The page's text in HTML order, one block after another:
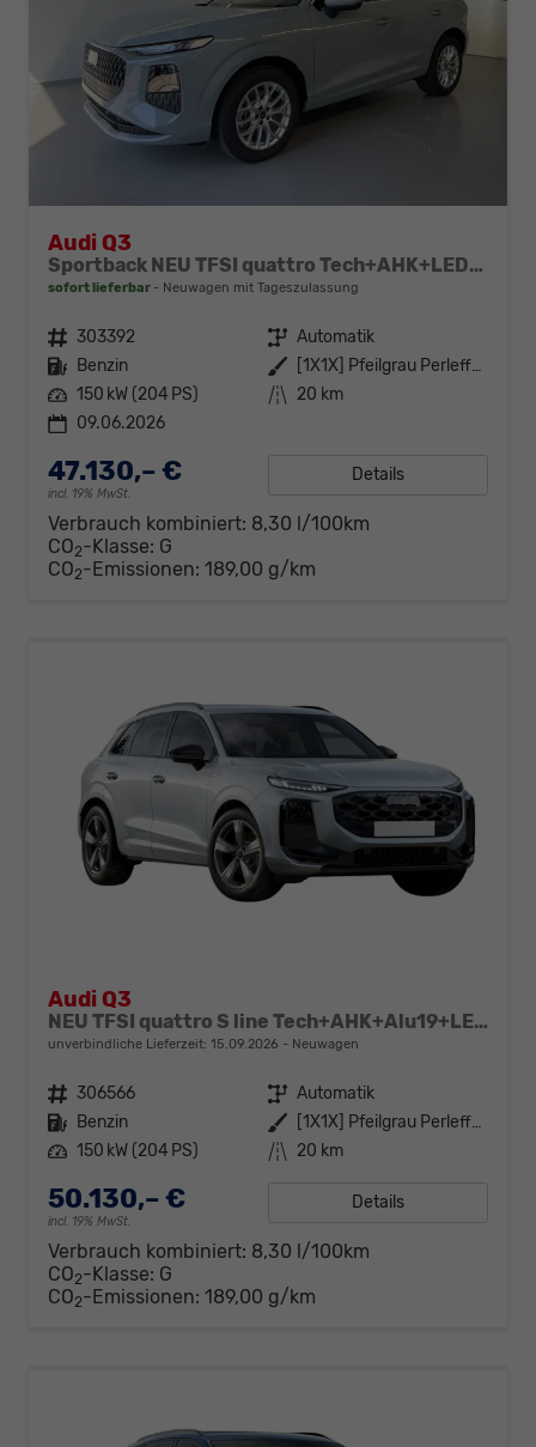
Audi Q3
Sportback NEU TFSI quattro Tech+AHK+LEDPlus+ACC+Kamera+Alu18+Volllack
sofort lieferbar Neuwagen mit Tageszulassung
Fahrzeugnr. 303392 Getriebe Automatik
Kraftstoff Benzin Außenfarbe
[1X1X] Pfeilgrau Perleffekt
Leistung 150 kW (204 PS) Kilometerstand 20 km
09.06.2026
47.130,– €
incl. 19% MwSt.
Details
Verbrauch kombiniert: 8,30 l/100km
CO2-Klasse: G
CO2-Emissionen: 189,00 g/km
Audi Q3
NEU TFSI quattro S line Tech+AHK+Alu19+LEDplus+KlimaPlus+ExtSchwarz
unverbindliche Lieferzeit: 15.09.2026 Neuwagen
Fahrzeugnr. 306566 Getriebe Automatik
Kraftstoff Benzin Außenfarbe
[1X1X] Pfeilgrau Perleffekt
Leistung 150 kW (204 PS) Kilometerstand 20 km
50.130,– €
incl. 19% MwSt.
Details
Verbrauch kombiniert: 8,30 l/100km
CO2-Klasse: G
CO2-Emissionen: 189,00 g/km